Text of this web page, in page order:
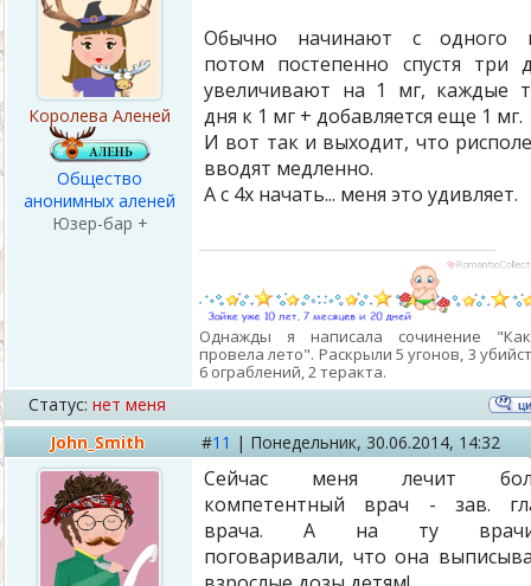
Королева Аленей
Общество
анонимных аленей
Юзер-бар +
Обычно начинают с одного
потом постепенно спустя три
увеличивают на 1 мг, каждые
дня к 1 мг + добавляется еще 1 мг.
И вот так и выходит, что
вводят медленно.
А с 4х начать... меня это удивляет.
Однажды я написала сочинение
провела лето". Раскрыли 5 угонов, 3
6 ограблений, 2 теракта.
Статус: нет меня
John_Smith
#11 | Понедельник, 30.06.2014, 14:32
Сейчас меня лечит
компетентный врач - зав.
врача. А на ту
поговаривали, что она